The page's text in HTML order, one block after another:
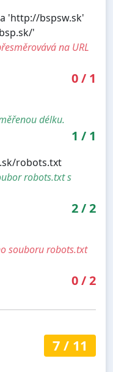
'http://bspsw.sk'
'
na URL
0/ 1
délku.
1 / 1
robots.txt
robots.txt s
2/2
souboru robots.txt
0/2
7/ 11